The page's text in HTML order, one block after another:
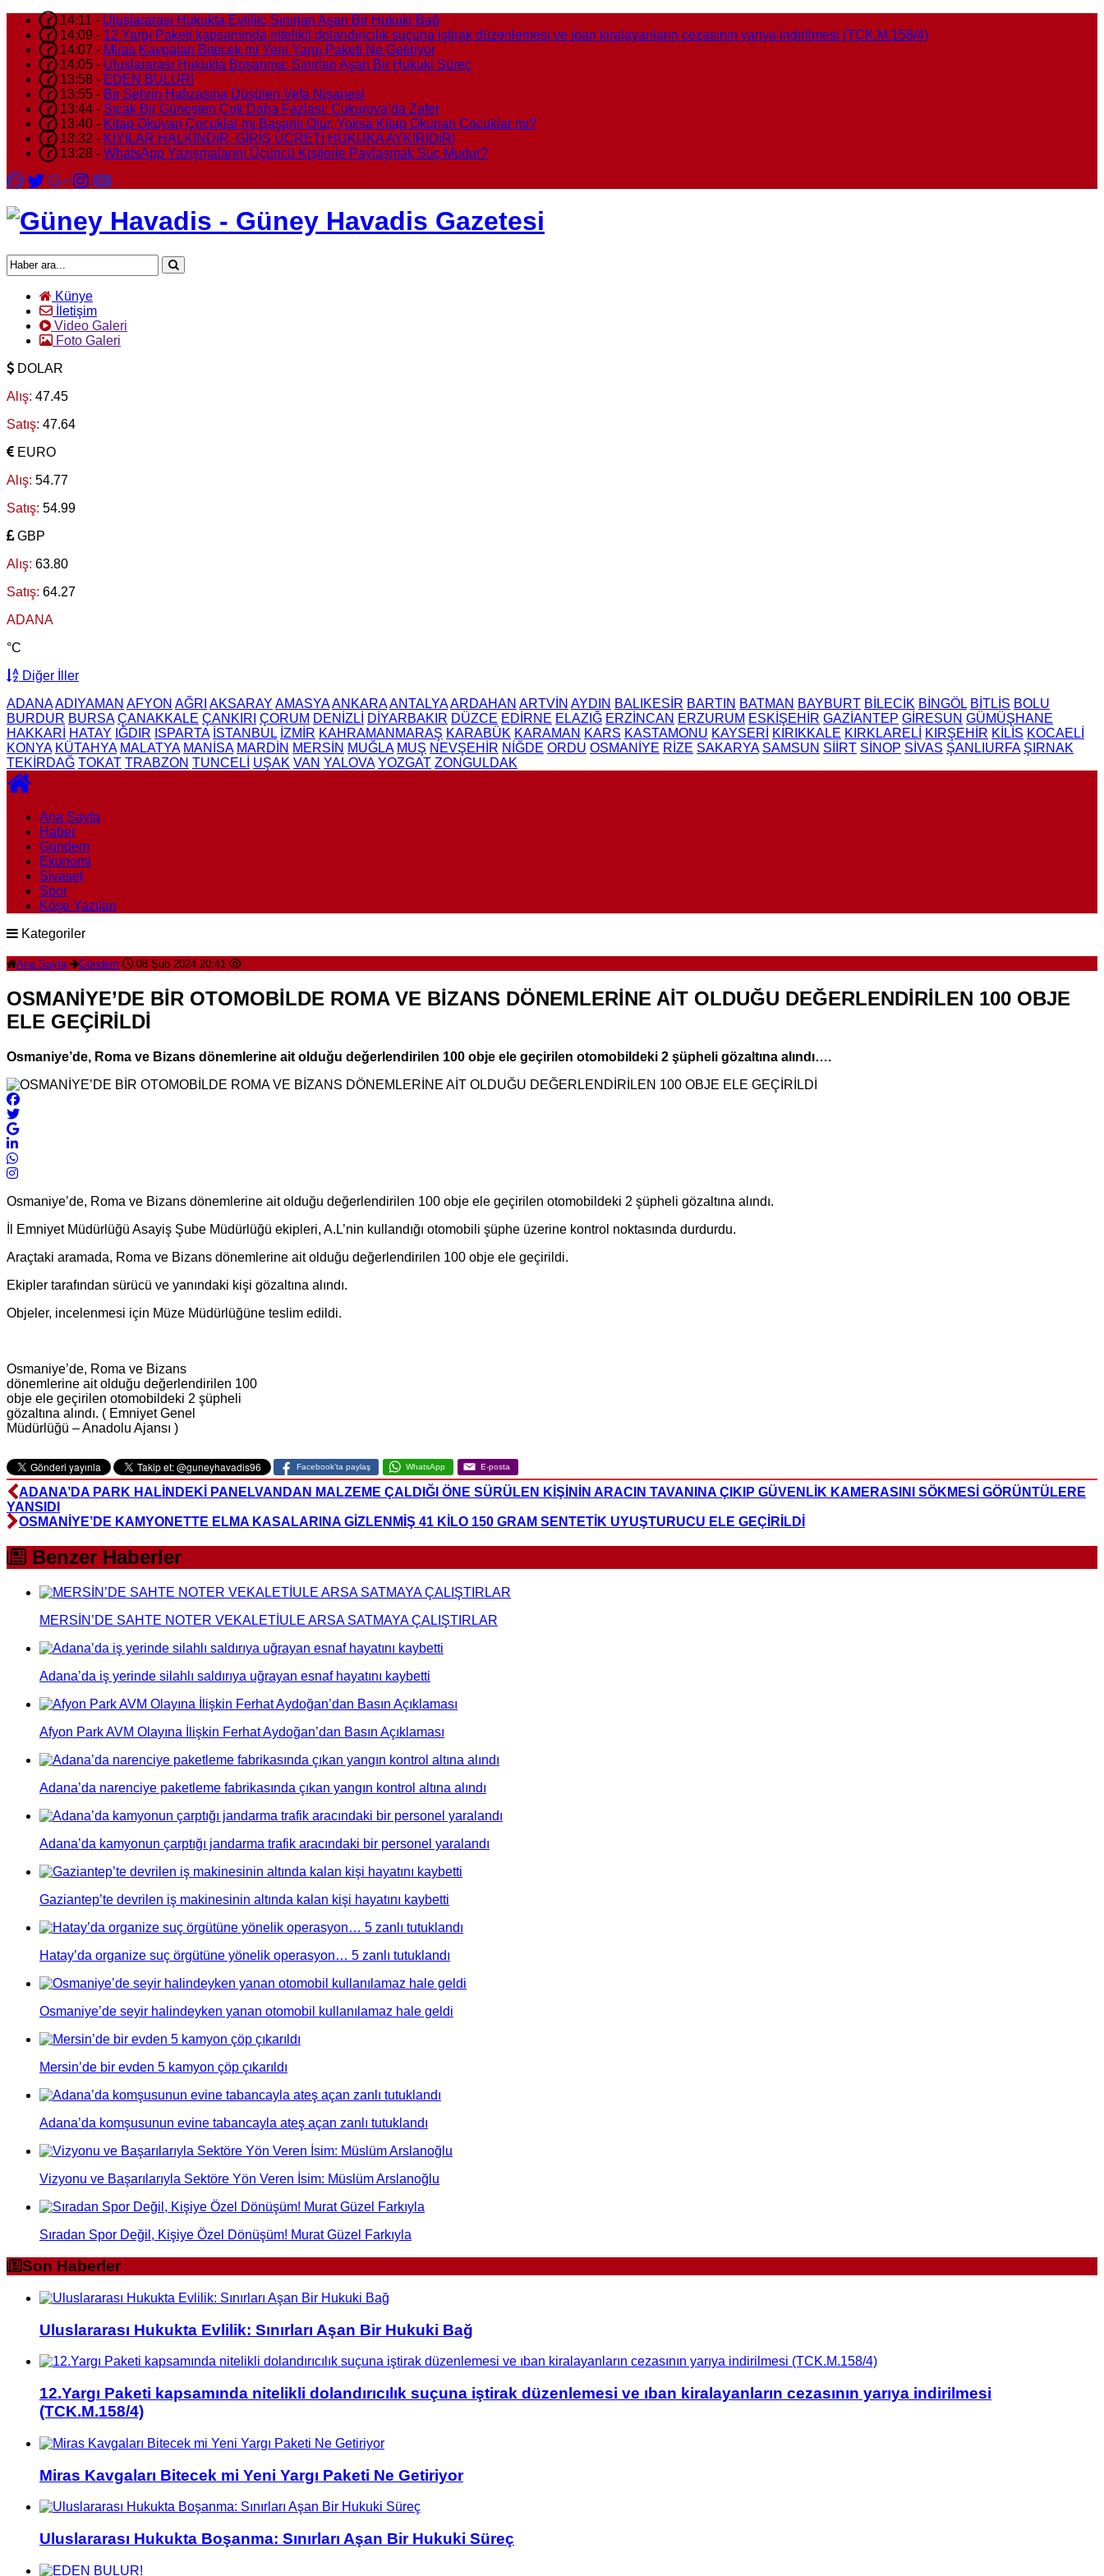
14:11 - Uluslararası Hukukta Evlilik: Sınırları Aşan Bir Hukuki Bağ
14:09 - 12.Yargı Paketi kapsamında nitelikli dolandırıcılık suçuna iştirak düzenlemesi ve ıban kiralayanların cezasının yarıya indirilmesi (TCK.M.158/4)
14:07 - Miras Kavgaları Bitecek mi Yeni Yargı Paketi Ne Getiriyor
14:05 - Uluslararası Hukukta Boşanma: Sınırları Aşan Bir Hukuki Süreç
13:58 - EDEN BULUR!
13:55 - Bir Şehrin Hafızasına Düşülen Vefa Nişanesi
13:44 - Sıcak Bir Güneşten Çok Daha Fazlası: Çukurova’da Zafer
13:40 - Kitap Okuyan Çocuklar mı Başarılı Olur, Yoksa Kitap Okunan Çocuklar mı?
13:32 - KIYILAR HALKINDIR, GİRİŞ ÜCRETİ HUKUKA AYKIRIDIR!
13:28 - WhatsApp Yazışmalarını Üçüncü Kişilerle Paylaşmak Suç Mudur?
Künye
İletişim
Video Galeri
Foto Galeri
DOLAR
Alış: 47.45
Satış: 47.64
EURO
Alış: 54.77
Satış: 54.99
GBP
Alış: 63.80
Satış: 64.27
ADANA
°C
Diğer İller
ADANAADIYAMAN AFYON AĞRI AKSARAY AMASYAANKARAANTALYAARDAHAN ARTVİN AYDIN BALIKESİR BARTIN BATMAN BAYBURT BİLECİK BİNGÖL BİTLİS BOLU
BURDUR BURSA ÇANAKKALE ÇANKIRI ÇORUM DENİZLİ DİYARBAKIR DÜZCE EDİRNE ELAZIĞ ERZİNCAN ERZURUM ESKİŞEHİR GAZİANTEP GİRESUN GÜMÜŞHANE
HAKKARİ
HATAY IĞDIR ISPARTA İSTANBUL İZMİR KAHRAMANMARAŞ KARABÜK KARAMAN KARS KASTAMONU KAYSERİ KIRIKKALE KIRKLARELİ KIRŞEHİR KİLİS KOCAELİ
KONYA KÜTAHYA MALATYA MANİSA MARDİN MERSİN MUĞLA MUŞ NEVŞEHİR NİĞDE ORDU OSMANİYE RİZE SAKARYA SAMSUN SİİRT SİNOP SİVAS ŞANLIURFA ŞIRNAK
TEKİRDAĞ TOKAT TRABZON TUNCELİ UŞAK VAN YALOVA YOZGAT ZONGULDAK
Ana Sayfa
Haber
Gündem
Ekonomi
Siyaset
Spor
Köşe Yazıları
Kategoriler
Ana Sayfa Gündem 08 Şub 2024 20:41
OSMANİYE’DE BİR OTOMOBİLDE ROMA VE BİZANS DÖNEMLERİNE AİT OLDUĞU DEĞERLENDİRİLEN 100 OBJE
ELE GEÇİRİLDİ
Osmaniye’de, Roma ve Bizans dönemlerine ait olduğu değerlendirilen 100 obje ele geçirilen otomobildeki 2 şüpheli gözaltına alındı….
Osmaniye’de, Roma ve Bizans dönemlerine ait olduğu değerlendirilen 100 obje ele geçirilen otomobildeki 2 şüpheli gözaltına alındı.
İl Emniyet Müdürlüğü Asayiş Şube Müdürlüğü ekipleri, A.L’nin kullandığı otomobili şüphe üzerine kontrol noktasında durdurdu.
Araçtaki aramada, Roma ve Bizans dönemlerine ait olduğu değerlendirilen 100 obje ele geçirildi.
Ekipler tarafından sürücü ve yanındaki kişi gözaltına alındı.
Objeler, incelenmesi için Müze Müdürlüğüne teslim edildi.
Osmaniye’de, Roma ve Bizans
dönemlerine ait olduğu değerlendirilen 100
obje ele geçirilen otomobildeki 2 şüpheli
gözaltına alındı. ( Emniyet Genel
Müdürlüğü – Anadolu Ajansı )
Facebook'ta paylaş WhatsApp E-posta
ADANA’DA PARK HALİNDEKİ PANELVANDAN MALZEME ÇALDIĞI ÖNE SÜRÜLEN KİŞİNİN ARACIN TAVANINA ÇIKIP GÜVENLİK KAMERASINI SÖKMESİ GÖRÜNTÜLERE
YANSIDI
OSMANİYE’DE KAMYONETTE ELMA KASALARINA GİZLENMİŞ 41 KİLO 150 GRAM SENTETİK UYUŞTURUCU ELE GEÇİRİLDİ
Benzer Haberler
MERSİN’DE SAHTE NOTER VEKALETİULE ARSA SATMAYA ÇALIŞTIRLAR
Adana’da iş yerinde silahlı saldırıya uğrayan esnaf hayatını kaybetti
Afyon Park AVM Olayına İlişkin Ferhat Aydoğan’dan Basın Açıklaması
Adana’da narenciye paketleme fabrikasında çıkan yangın kontrol altına alındı
Adana’da kamyonun çarptığı jandarma trafik aracındaki bir personel yaralandı
Gaziantep’te devrilen iş makinesinin altında kalan kişi hayatını kaybetti
Hatay’da organize suç örgütüne yönelik operasyon… 5 zanlı tutuklandı
Osmaniye’de seyir halindeyken yanan otomobil kullanılamaz hale geldi
Mersin’de bir evden 5 kamyon çöp çıkarıldı
Adana’da komşusunun evine tabancayla ateş açan zanlı tutuklandı
Vizyonu ve Başarılarıyla Sektöre Yön Veren İsim: Müslüm Arslanoğlu
Sıradan Spor Değil, Kişiye Özel Dönüşüm! Murat Güzel Farkıyla
Son Haberler
Uluslararası Hukukta Evlilik: Sınırları Aşan Bir Hukuki Bağ
12.Yargı Paketi kapsamında nitelikli dolandırıcılık suçuna iştirak düzenlemesi ve ıban kiralayanların cezasının yarıya indirilmesi
(TCK.M.158/4)
Miras Kavgaları Bitecek mi Yeni Yargı Paketi Ne Getiriyor
Uluslararası Hukukta Boşanma: Sınırları Aşan Bir Hukuki Süreç